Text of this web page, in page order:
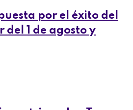
por el éxito del
1 de agosto y